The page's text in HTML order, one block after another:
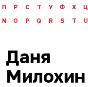
П Р С Т У Ф Х Ц
N O P Q R S T U
Даня
Милохин